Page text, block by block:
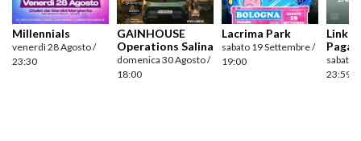
Millennials
venerdì 28 Agosto /
23:30
GAINHOUSE
Operations Salina
domenica 30 Agosto /
18:00
Lacrima Park
sabato 19 Settembre /
19:00
Link
sabato
23:59